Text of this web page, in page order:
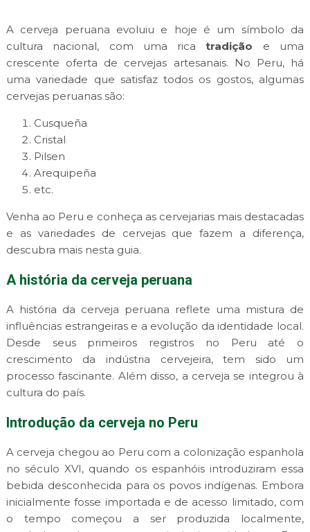
A cerveja peruana evoluiu e hoje é um símbolo da
cultura nacional, com uma ricatradição e uma
crescente oferta de cervejas artesanais. No Peru, há
uma variedade que satisfaz todos os gostos, algumas
cervejas peruanas são:
Cusqueña
Cristal
Pilsen
Arequipeña
etc.
Venha ao Peru e conheça as cervejarias mais destacadas
e as variedades de cervejas que fazem a diferença,
descubra mais nesta guia.
A história da cerveja peruana
A história da cerveja peruana reflete uma mistura de
influências estrangeiras e a evolução da identidade local.
Desde seus primeiros registros no Peru até o
crescimento da indústria cervejeira, tem sido um
processo fascinante. Além disso, a cerveja se integrou à
cultura do país.
Introdução da cerveja no Peru
A cerveja chegou ao Peru com a colonização espanhola
no século XVI, quando os espanhóis introduziram essa
bebida desconhecida para os povos indígenas. Embora
inicialmente fosse importada e de acesso limitado, com
o tempo começou a ser produzida localmente,